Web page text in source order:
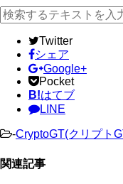
Twitter
シェア
Google+
Pocket
B!はてブ
LINE
-CryptoGT(クリプト
関連記事